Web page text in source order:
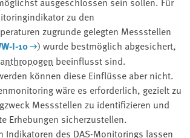
zu den
zugrunde gelegten Messstellen
I-10
) wurde bestmöglich abgesichert,
anthropogen beeinflusst sind.
können diese Einflüsse aber nicht.
wäre es erforderlich, gezielt zu
Messstellen zu identifizieren und
Erhebungen sicherzustellen.
Indikatoren des DAS-Monitorings lassen